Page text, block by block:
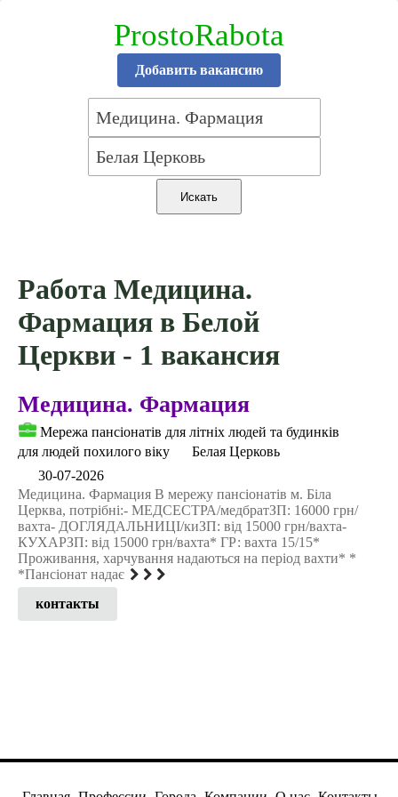
ProstoRabota
Добавить вакансию
Работа Медицина.
Фармация в Белой
Церкви - 1 вакансия
Медицина. Фармация
Мережа пансіонатів для літніх людей та будинків
для людей похилого віку
Белая Церковь
30-07-2026
Медицина. Фармация В мережу пансіонатів м. Біла
Церква, потрібні:- МЕДСЕСТРА/медбратЗП: 16000 грн/
вахта- ДОГЛЯДАЛЬНИЦІ/киЗП: від 15000 грн/вахта-
КУХАРЗП: від 15000 грн/вахта* ГР: вахта 15/15*
Проживання, харчування надаються на період вахти* *
*Пансіонат надає
контакты